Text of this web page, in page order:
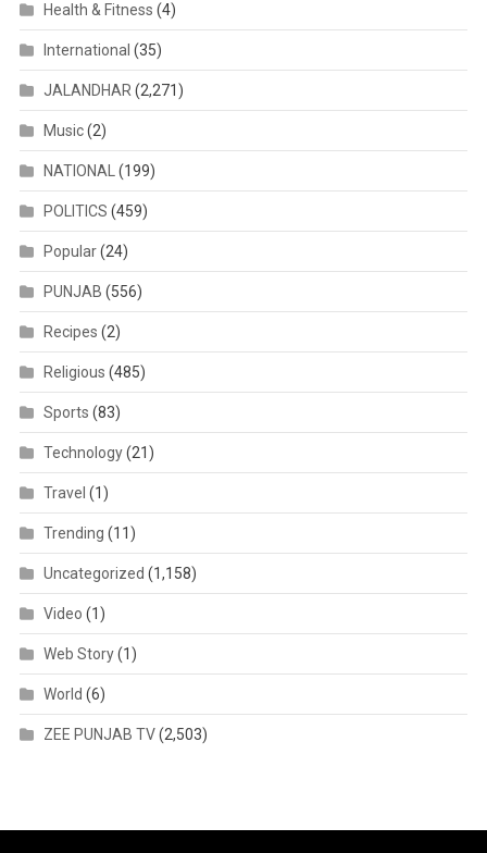
Health & Fitness (4)
International (35)
JALANDHAR (2,271)
Music(2)
NATIONAL (199)
POLITICS (459)
Popular(24)
PUNJAB (556)
Recipes (2)
Religious (485)
Sports (83)
Technology(21)
Travel (1)
Trending (11)
Uncategorized (1,158)
Video (1)
Web Story(1)
World (6)
ZEE PUNJAB TV(2,503)